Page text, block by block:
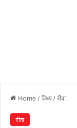
Home /विंध्य /रीवा
रीवा